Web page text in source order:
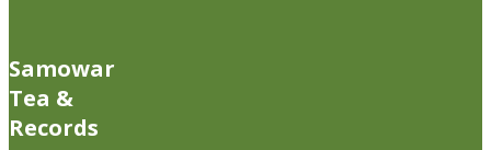
Samowar
Tea &
Records